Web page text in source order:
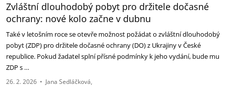
Zvláštní dlouhodobý pobyt pro držitele dočasné
ochrany: nové kolo začne v dubnu
Také v letošním roce se otevře možnost požádat o zvláštní dlouhodobý
pobyt (ZDP) pro držitele dočasné ochrany (DO) z Ukrajiny v České
republice. Pokud žadatel splní přísné podmínky k jeho vydání, bude mu
ZDP s …
26. 2. 2026 • Jana Sedláčková